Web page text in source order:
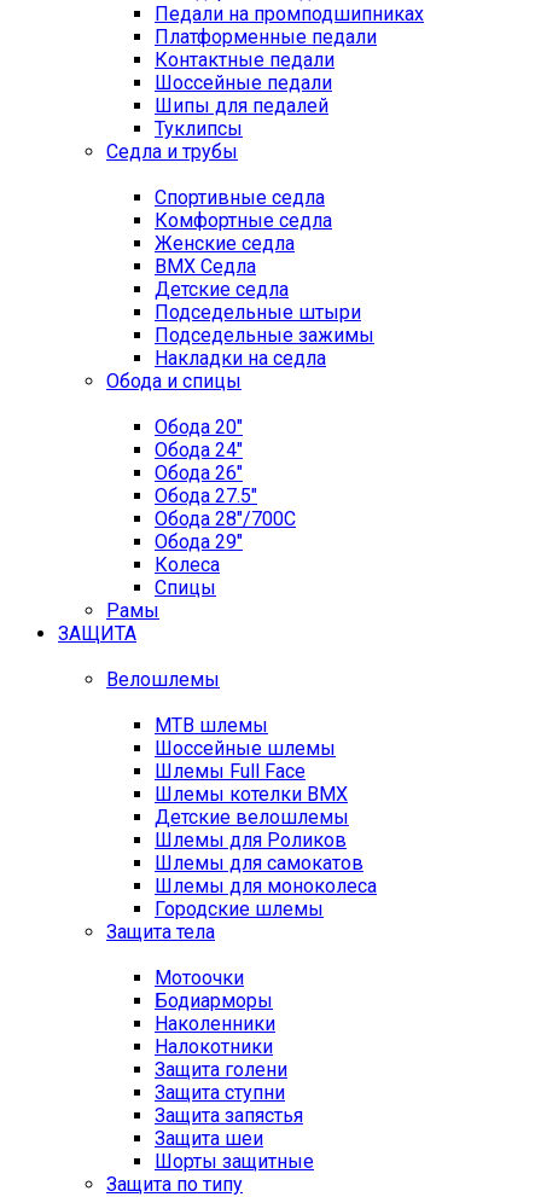
Педали на промподшипниках
Платформенные педали
Контактные педали
Шоссейные педали
Шипы для педалей
Туклипсы
Седла и трубы
Спортивные седла
Комфортные седла
Женские седла
BMX Седла
Детские седла
Подседельные штыри
Подседельные зажимы
Накладки на седла
Обода и спицы
Обода 20"
Обода 24"
Обода 26"
Обода 27.5"
Обода 28"/700C
Обода 29"
Колеса
Спицы
Рамы
ЗАЩИТА
Велошлемы
MTB шлемы
Шоссейные шлемы
Шлемы Full Face
Шлемы котелки BMX
Детские велошлемы
Шлемы для Роликов
Шлемы для самокатов
Шлемы для моноколеса
Городские шлемы
Защита тела
Мотоочки
Бодиарморы
Наколенники
Налокотники
Защита голени
Защита ступни
Защита запястья
Защита шеи
Шорты защитные
Защита по типу